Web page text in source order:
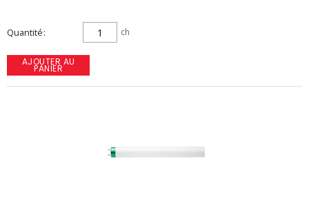
Quantité ch
AJOUTER AU
PANIER